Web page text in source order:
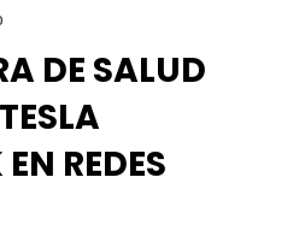
DE SALUD
REDES